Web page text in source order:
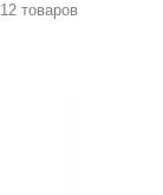
12 товаров